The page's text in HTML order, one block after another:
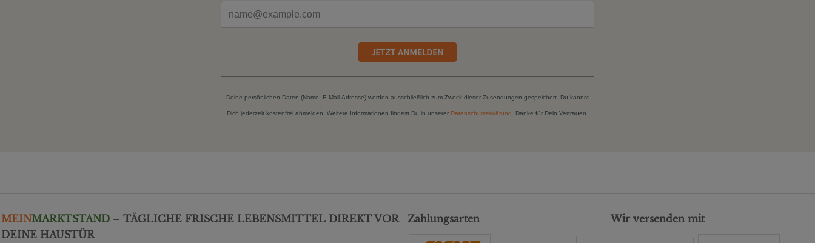
JETZT ANMELDEN
Deine persönlichen Daten (Name, E-Mail-Adresse) werden ausschließlich zum Zweck dieser Zusendungen gespeichert. Du kannst
Dich jederzeit kostenfrei abmelden. Weitere Informationen findest Du in unserer Datenschutzerklärung. Danke für Dein Vertrauen.
MEINMARKTSTAND – TÄGLICHE FRISCHE LEBENSMITTEL DIREKT VOR
DEINE HAUSTÜR
Zahlungsarten Wir versenden mit